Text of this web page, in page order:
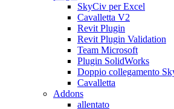
SkyCiv per Excel
Cavalletta V2
Revit Plugin
Revit Plugin Validation
Team Microsoft
Plugin SolidWorks
Doppio collegamento
Cavalletta
Addons
allentato